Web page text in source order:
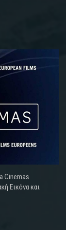
Cinemas
Εικόνα και